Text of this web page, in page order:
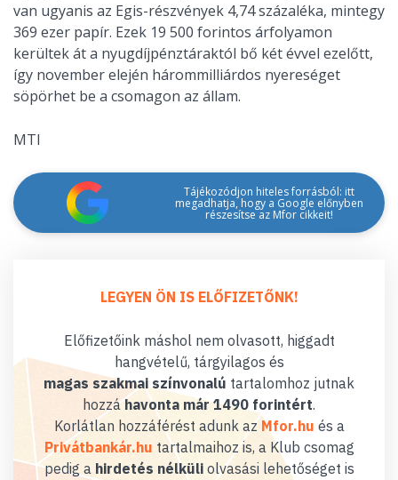
van ugyanis az Egis-részvények 4,74 százaléka, mintegy
369 ezer papír. Ezek 19 500 forintos árfolyamon
kerültek át a nyugdíjpénztáraktól bő két évvel ezelőtt,
így november elején hárommilliárdos nyereséget
söpörhet be a csomagon az állam.
MTI
Tájékozódjon hiteles forrásból: itt
megadhatja, hogy a Google előnyben
részesítse az Mfor cikkeit!
LEGYEN ÖN IS ELŐFIZETŐNK!
Előfizetőink máshol nem olvasott, higgadt
hangvételű, tárgyilagos és
magas szakmai színvonalú tartalomhoz jutnak
hozzáhavonta már 1490 forintért.
Korlátlan hozzáférést adunk az Mfor.hu és a
Privátbankár.hu tartalmaihoz is, a Klub csomag
pedig a hirdetés nélküliolvasási lehetőséget is